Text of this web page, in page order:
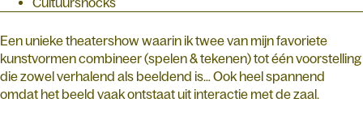
Een unieke theatershow waarin ik twee van mijn favoriete
kunstvormen combineer (spelen & tekenen) tot één voorstelling
die zowel verhalend als beeldend is… Ook heel spannend
omdat het beeld vaak ontstaat uit interactie met de zaal.